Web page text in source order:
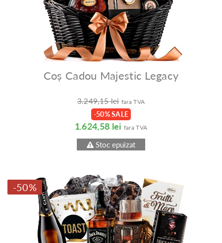
Coș Cadou Majestic Legacy
3.249,15 lei fara TVA
-50% SALE
1.624,58 lei fara TVA
Stoc epuizat
-50%